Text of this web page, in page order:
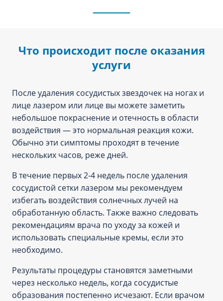
Что происходит после оказания
услуги
После удаления сосудистых звездочек на ногах и
лице лазером или лице вы можете заметить
небольшое покраснение и отечность в области
воздействия — это нормальная реакция кожи.
Обычно эти симптомы проходят в течение
нескольких часов, реже дней.
В течение первых 2-4 недель после удаления
сосудистой сетки лазером мы рекомендуем
избегать воздействия солнечных лучей на
обработанную область. Также важно следовать
рекомендациям врача по уходу за кожей и
использовать специальные кремы, если это
необходимо.
Результаты процедуры становятся заметными
через несколько недель, когда сосудистые
образования постепенно исчезают. Если врачом